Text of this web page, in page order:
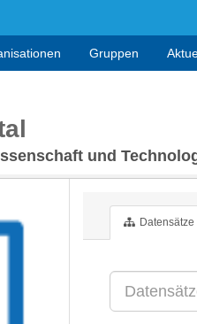
Gruppen
und
Datensätze